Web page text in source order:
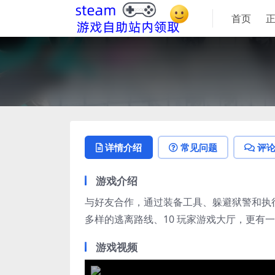
首页
详情介绍 常见问题 评
游戏介绍
与好友合作，通过装备工具、躲避狱警和
多样的逃离路线、10 玩家游戏大厅，更有
游戏视频